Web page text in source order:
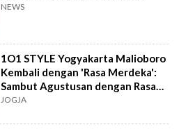
NEWS
1O1 STYLE Yogyakarta Malioboro
Kembali dengan 'Rasa Merdeka':
Sambut Agustusan dengan Rasa
dan Tawa
JOGJA